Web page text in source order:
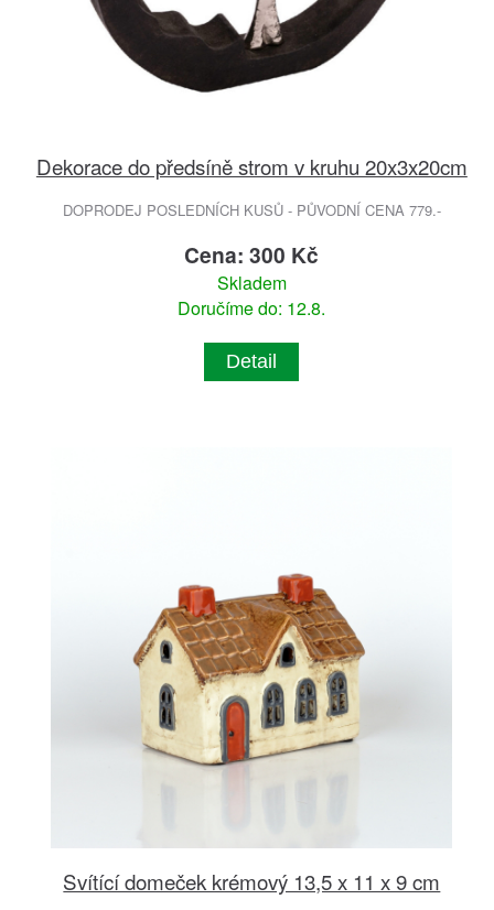
Dekorace do předsíně strom v kruhu 20x3x20cm
DOPRODEJ POSLEDNÍCH KUSŮ - PŮVODNÍ CENA 779.-
Cena: 300 Kč
Skladem
Doručíme do: 12.8.
Detail
Svítící domeček krémový 13,5 x 11 x 9 cm